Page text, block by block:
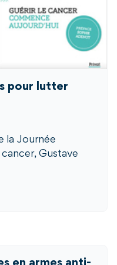
pour lutter
la Journée
Gustave